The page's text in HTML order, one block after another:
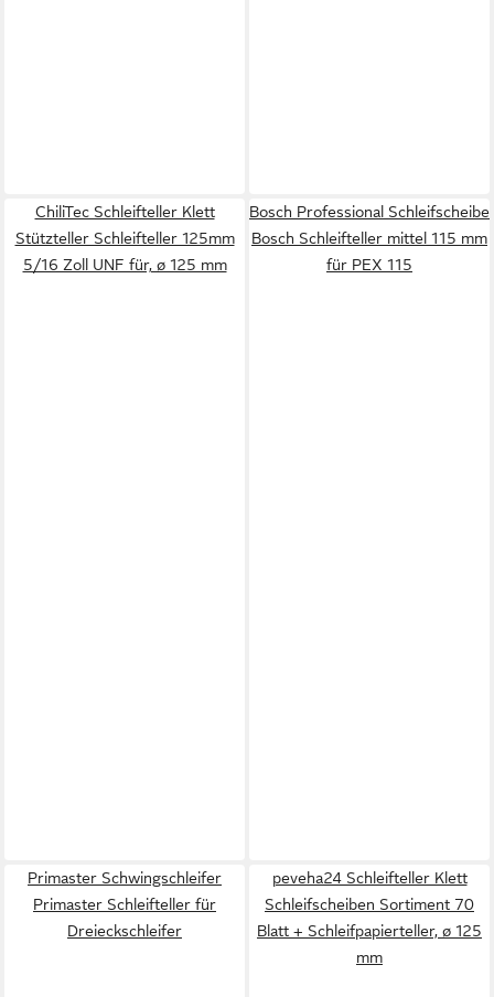
ChiliTec Schleifteller Klett
Stützteller Schleifteller 125mm
5/16 Zoll UNF für, ø 125 mm
Bosch Professional Schleifscheibe
Bosch Schleifteller mittel 115 mm
für PEX 115
Primaster Schwingschleifer
Primaster Schleifteller für
Dreieckschleifer
peveha24 Schleifteller Klett
Schleifscheiben Sortiment 70
Blatt + Schleifpapierteller, ø 125
mm